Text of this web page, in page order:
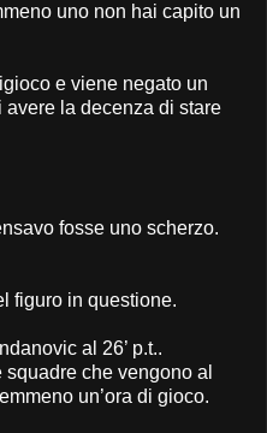
uno non hai capito un
e viene negato un
la decenza di stare
fosse uno scherzo.
figuro in questione.
al 26’ p.t..
che vengono al
un’ora di gioco.